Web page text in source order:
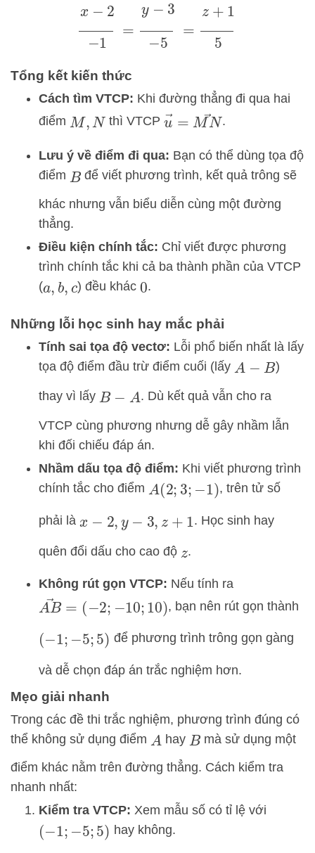
x− 2 y−3 − + 15
Tổng kết kiến thức
Cách tìm VTCP: Khi đường thẳng đi qua hai
điểm M,N thì VTCPu →=MN→
.
Lưu ý về điểm đi qua: Bạn có thể dùng tọa độ
điểm B để viết phương trình, kết quả trông sẽ
khác nhưng vẫn biểu diễn cùng một đường
thẳng.
Điều kiện chính tắc: Chỉ viết được phương
trình chính tắc khi cả ba thành phần của VTCP
(a, b, c) đều khác0.
Những lỗi học sinh hay mắc phải
Tính sai tọa độ vectơ: Lỗi phổ biến nhất là lấy
tọa độ điểm đầu trừ điểm cuối (lấy A−B )
thay vì lấy B−A . Dù kết quả vẫn cho ra
VTCP cùng phương nhưng dễ gây nhầm lẫn
khi đối chiếu đáp án.
Nhầm dấu tọa độ điểm: Khi viết phương trình
chính tắc cho điểm A(2; 3;−1) , trên tử số
phải là x−2 ,y−3,z +1 . Học sinh hay
quên đổi dấu cho cao độ z.
Không rút gọn VTCP: Nếu tính ra
AB→=(−2; −10;10) , bạn nên rút gọn thành
(−1;−5;5 ) để phương trình trông gọn gàng
và dễ chọn đáp án trắc nghiệm hơn.
Mẹo giải nhanh
Trong các đề thi trắc nghiệm, phương trình đúng có
thể không sử dụng điểm A hay B mà sử dụng một
điểm khác nằm trên đường thẳng. Cách kiểm tra
nhanh nhất:
Kiểm tra VTCP: Xem mẫu số có tỉ lệ với
(−1;−5;5 ) hay không.